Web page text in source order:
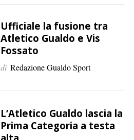
Ufficiale la fusione tra
Atletico Gualdo e Vis
Fossato
di Redazione Gualdo Sport
L’Atletico Gualdo lascia la
Prima Categoria a testa